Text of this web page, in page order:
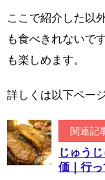
ここで紹介した以
も食べきれないで
も楽しめます。
詳しくは以下ペー
関連記
じゅう
価｜行